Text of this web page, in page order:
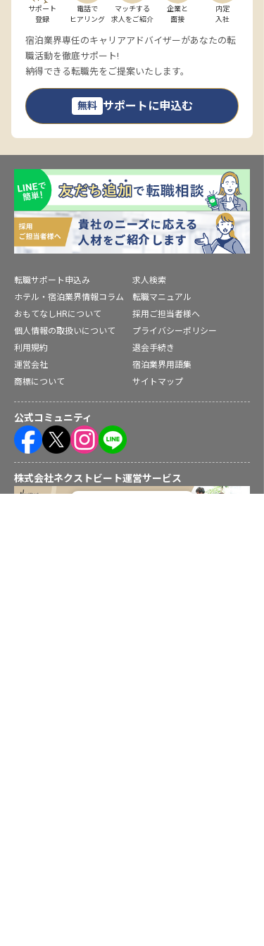
サポート
登録
電話で
ヒアリング
マッチする
求人をご紹介
企業と
面接
内定
入社
宿泊業界専任のキャリアアドバイザーがあなたの転
職活動を徹底サポート!
納得できる転職先をご提案いたします。
無料 サポートに申込む
転職サポート申込み
求人検索
ホテル・宿泊業界情報コラム
転職マニュアル
おもてなしHRについて
採用ご担当者様へ
個人情報の取扱いについて
プライバシーポリシー
利用規約
退会手続き
運営会社
宿泊業界用語集
商標について
サイトマップ
公式コミュニティ
株式会社ネクストビート運営サービス